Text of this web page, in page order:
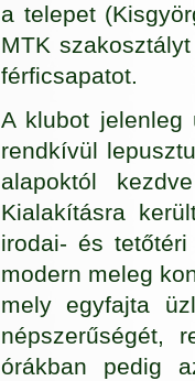
a telepet
MTK
férficsapatot.
A klubot jelenleg
rendkívül
alapoktól
Kialakításra
irodai- és
modern meleg
mely egyfajta
népszerűségét,
órákban pedig